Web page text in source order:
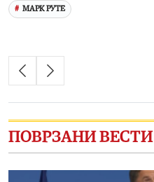
МАРК РУТЕ
ПОВРЗАНИ ВЕСТИ